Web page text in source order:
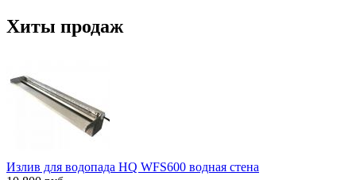
Хиты продаж
Излив для водопада HQ WFS600 водная стена